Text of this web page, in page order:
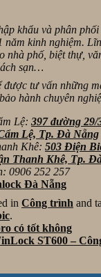
khẩu và phân phối
năm kinh nghiệm.
nhà phố, biệt thự,
sạn…
được tư vấn những
hành chuyên
Lệ: 397 đường
Lệ, Tp. Đà Nẵng
Khê: 503 Điện
Thanh Khê, Tp.
0906 252 257
Đà Nẵng
in Công trình and
.
có tốt không
ST600 –